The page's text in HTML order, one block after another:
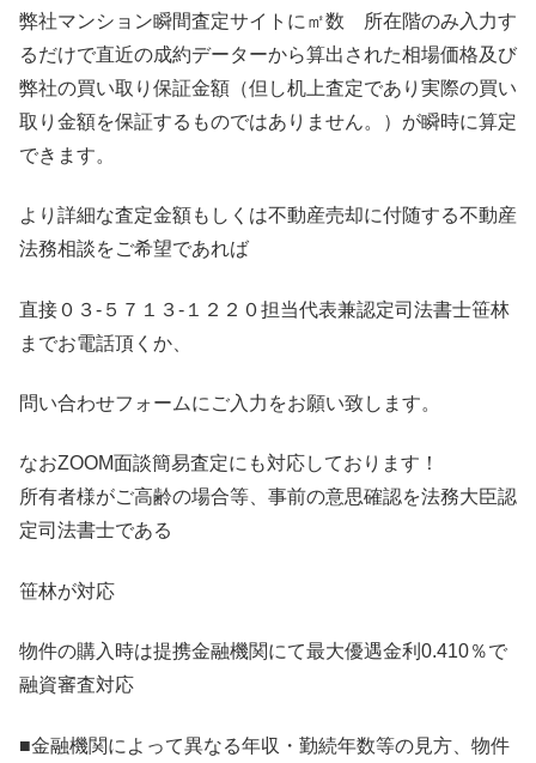
弊社マンション瞬間査定サイトに㎡数 所在階のみ入力す
るだけで直近の成約データーから算出された相場価格及び
弊社の買い取り保証金額（但し机上査定であり実際の買い
取り金額を保証するものではありません。）が瞬時に算定
できます。
より詳細な査定金額もしくは不動産売却に付随する不動産
法務相談をご希望であれば
直接０３-５７１３-１２２０担当代表兼認定司法書士笹林
までお電話頂くか、
問い合わせフォームにご入力をお願い致します。
なおZOOM面談簡易査定にも対応しております！
所有者様がご高齢の場合等、事前の意思確認を法務大臣認
定司法書士である
笹林が対応
物件の購入時は提携金融機関にて最大優遇金利0.410％で
融資審査対応
■金融機関によって異なる年収・勤続年数等の見方、物件